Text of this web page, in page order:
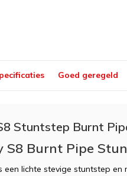
Goed geregeld
Stuntstep Burnt
S8 Burnt Pipe
een lichte stevige stuntstep